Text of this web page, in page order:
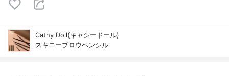
Cathy Doll(キャシードール)
スキニーブロウペンシル